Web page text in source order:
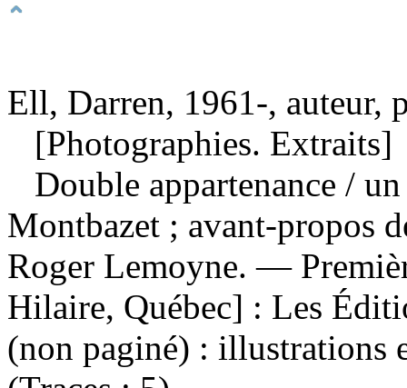
Ell, Darren, 1961-, auteur,
[Photographies. Extraits]
Double appartenance /
Montbazet ; avant-propos
Roger Lemoyne. —
Hilaire, Québec] : Les
(non paginé) :